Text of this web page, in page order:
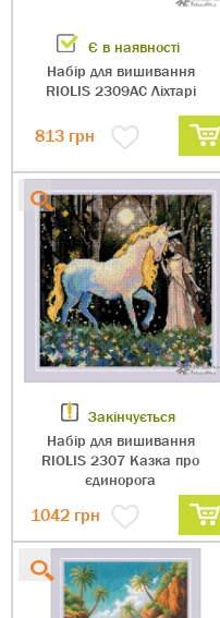
Є в наявності
Набір для вишивання
RIOLIS 2309АС Ліхтарі
813 грн
Закінчується
Набір для вишивання
RIOLIS 2307 Казка про
єдинорога
1042грн